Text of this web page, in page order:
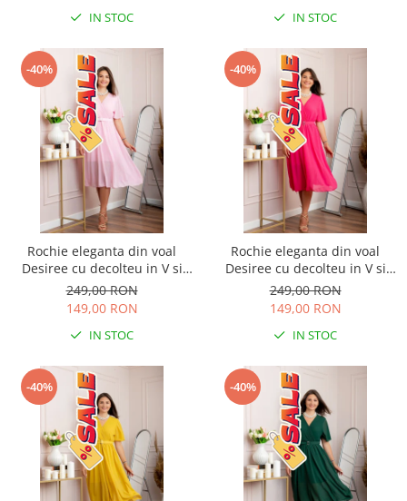
IN STOC IN STOC
-40%
Rochie eleganta din voal
Desiree cu decolteu in V si
curea - Roz pastel
249,00 RON
149,00 RON
IN STOC
-40%
Rochie eleganta din voal
Desiree cu decolteu in V si
curea - Ciclam
249,00 RON
149,00 RON
IN STOC
-40% -40%